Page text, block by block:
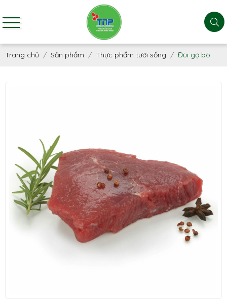
Trang chủ Sản phẩm Thực phẩm tươi sống Đùi gọ bò